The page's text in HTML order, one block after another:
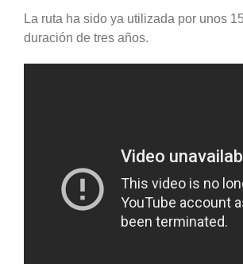
La ruta ha sido ya utilizada por unos
duración de tres años.